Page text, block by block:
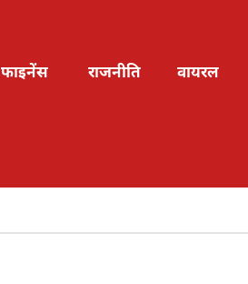
फाइनेंस राजनीति वायरल